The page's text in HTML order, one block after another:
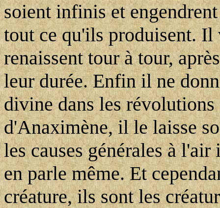
soient infinis et
tout ce qu'ils produisent. Il
renaissent tour à tour,
leur durée. Enfin il ne
divine dans les
d'Anaximène, il le laisse
les causes générales à
en parle même. Et
créature, ils sont les